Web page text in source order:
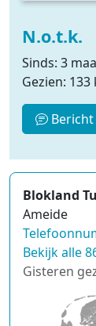
N.o.t.k.
Sinds: 3
Gezien: 133
Bericht
Blokland
Ameide
Bekijk alle
Gisteren